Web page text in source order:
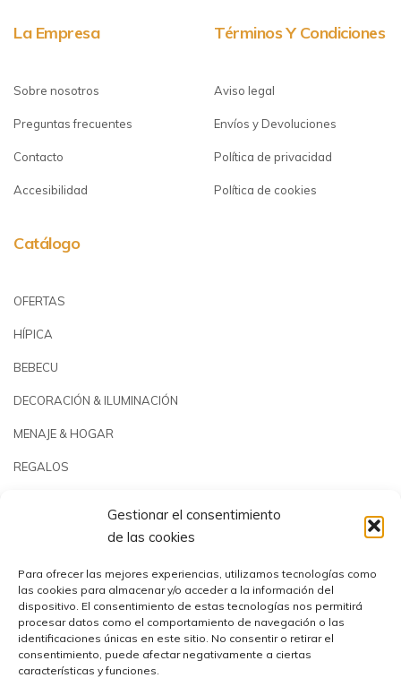
Gestionar el consentimiento
de las cookies
Para ofrecer las mejores experiencias, utilizamos tecnologías como
las cookies para almacenar y/o acceder a la información del
dispositivo. El consentimiento de estas tecnologías nos permitirá
procesar datos como el comportamiento de navegación o las
identificaciones únicas en este sitio. No consentir o retirar el
consentimiento, puede afectar negativamente a ciertas
características y funciones.
La Empresa
Sobre nosotros
Preguntas frecuentes
Contacto
Accesibilidad
Términos Y Condiciones
Aviso legal
Envíos y Devoluciones
Política de privacidad
Política de cookies
Catálogo
OFERTAS
HÍPICA
BEBECU
DECORACIÓN & ILUMINACIÓN
MENAJE & HOGAR
REGALOS
PISCINAS & REPUESTOS
OUTLET